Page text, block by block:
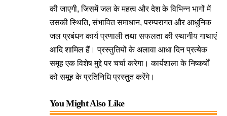
की जाएगी, जिसमें जल के महत्‍व और देश के विभिन्‍न भागों में
उसकी स्थिति, संभावित समाधान, परम्‍परागत और आधुनिक
जल प्रबंधन कार्य प्रणाली तथा सफलता की स्‍थानीय गाथाएं
आदि शामिल हैं। प्रस्‍तुतियों के अलावा आधा दिन प्रत्‍येक
समूह एक विशेष मुद्दे पर चर्चा करेगा। कार्यशाला के निष्‍कर्षों
को समूह के प्रतिनिधि प्रस्‍तुत करेंगे।
You Might Also Like